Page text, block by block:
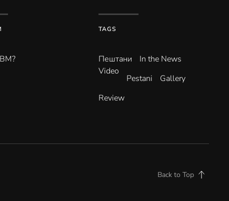
TAGS
Пештани
In the News
Video
Pestani
Gallery
Review
Back to Top